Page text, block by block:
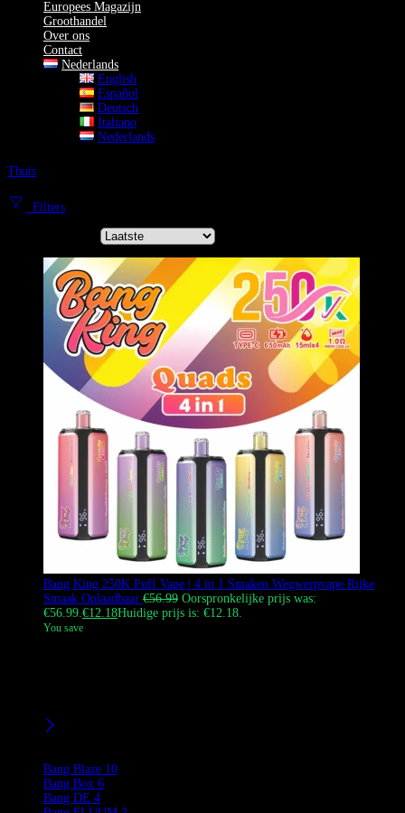
Europees Magazijn
Groothandel
Over ons
Contact
Nederlands
English
Español
Deutsch
Italiano
Nederlands
Thuis
Filters
Bang King 250K Puff Vape | 4 in 1 Smaken Wegwerpvape Rijke
Smaak Oplaadbaar €56.99 Oorspronkelijke prijs was:
€56.99.€12.18Huidige prijs is: €12.18.
You save
Bang Blaze 10
Bang Box 6
Bang DE 4